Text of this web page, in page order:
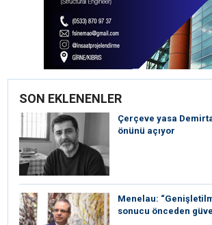
SON EKLENENLER
Çerçeve yasa
önünü açıyor
Menelau:
sonucu önceden